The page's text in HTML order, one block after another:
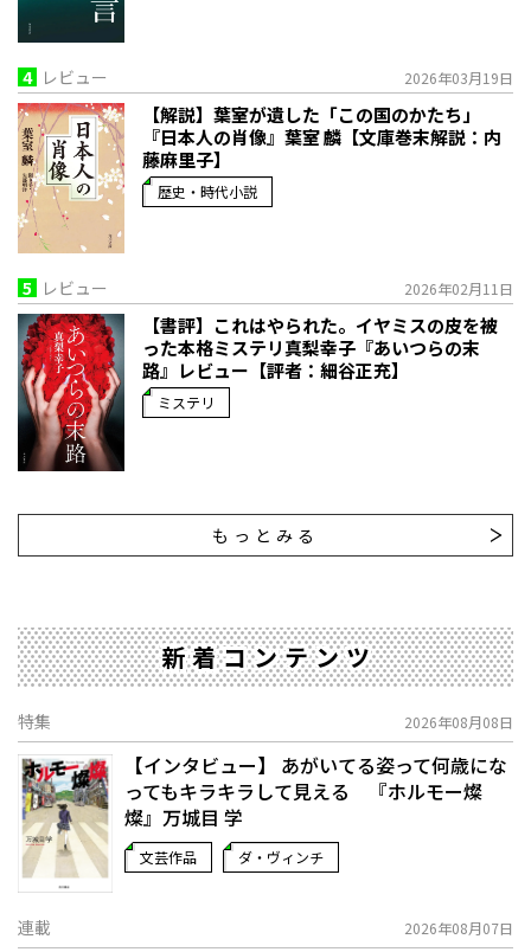
4 レビュー 2026年03月19日
【解説】葉室が遺した「この国のかたち」――
『日本人の肖像』葉室 麟【文庫巻末解説：内
藤麻里子】
歴史・時代小説
5 レビュー 2026年02月11日
【書評】これはやられた。イヤミスの皮を被
った本格ミステリ――真梨幸子『あいつらの末
路』レビュー【評者：細谷正充】
ミステリ
もっとみる
新着コンテンツ
特集 2026年08月08日
【インタビュー】 あがいてる姿って何歳にな
ってもキラキラして見える 『ホルモー燦
燦』万城目 学
文芸作品 ダ・ヴィンチ
連載 2026年08月07日